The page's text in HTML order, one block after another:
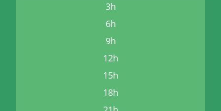
3h
6h
9h
12h
15h
18h